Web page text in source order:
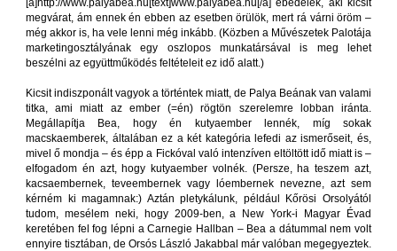
[a]http://www.palyabea.hu[text]www.palyabea.hu[/a] ebédelek, aki kicsit
megvárat, ám ennek én ebben az esetben örülök, mert rá várni öröm –
még akkor is, ha vele lenni még inkább. (Közben a Művészetek Palotája
marketingosztályának egy oszlopos munkatársával is meg lehet
beszélni az együttműködés feltételeit ez idő alatt.)
Kicsit indiszponált vagyok a történtek miatt, de Palya Beának van valami
titka, ami miatt az ember (=én) rögtön szerelemre lobban iránta.
Megállapítja Bea, hogy én kutyaember lennék, míg sokak
macskaemberek, általában ez a két kategória lefedi az ismerőseit, és,
mivel ő mondja – és épp a Fickóval való intenzíven eltöltött idő miatt is –
elfogadom én azt, hogy kutyaember volnék. (Persze, ha teszem azt,
kacsaembernek, teveembernek vagy lóembernek nevezne, azt sem
kérném ki magamnak:) Aztán pletykálunk, például Kőrösi Orsolyától
tudom, mesélem neki, hogy 2009-ben, a New York-i Magyar Évad
keretében fel fog lépni a Carnegie Hallban – Bea a dátummal nem volt
ennyire tisztában, de Orsós László Jakabbal már valóban megegyeztek.